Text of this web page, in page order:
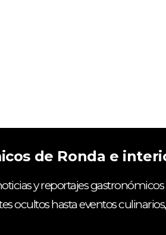
de Ronda e
y reportajes
ocultos hasta eventos